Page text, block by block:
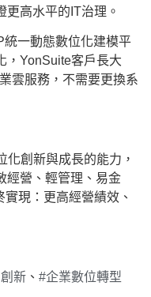
高水平的IT治理。
統一動態數位化建模平
，YonSuite客戶長大
雲服務，不需要更換系
創新與成長的能力，
經營、輕管理、易金
現：更高經營績效、
新 、 #企業數位轉型